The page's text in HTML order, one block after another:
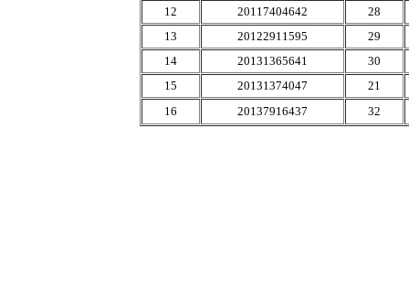
12 20117404642
28
13
20122911595
29
14
20131365641
30
15
20131374047
21
16
20137916437 32